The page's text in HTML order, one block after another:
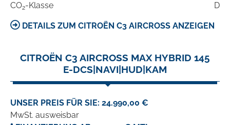
CO2-Klasse D
DETAILS ZUM CITROËN C3 AIRCROSS ANZEIGEN
CITROËN C3 AIRCROSS MAX HYBRID 145
E-DCS|NAVI|HUD|KAM
UNSER PREIS FÜR SIE: 24.990,00 €
MwSt. ausweisbar